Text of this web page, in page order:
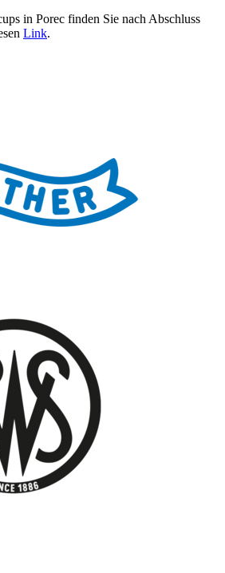
in Porec finden Sie nach Abschluss
Link.